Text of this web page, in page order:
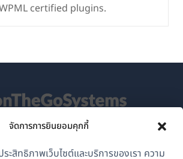
จัดการการยินยอมคุกกี้
ะสิทธิภาพเว็บไซต์และบริการของเรา ความ
certified plugins.